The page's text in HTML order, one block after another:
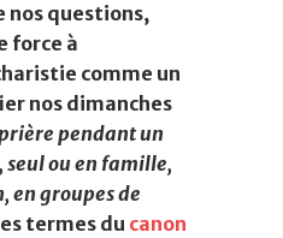
nos questions,
force à
comme un
nos dimanches
pendant un
seul ou en famille,
en groupes de
termes du canon